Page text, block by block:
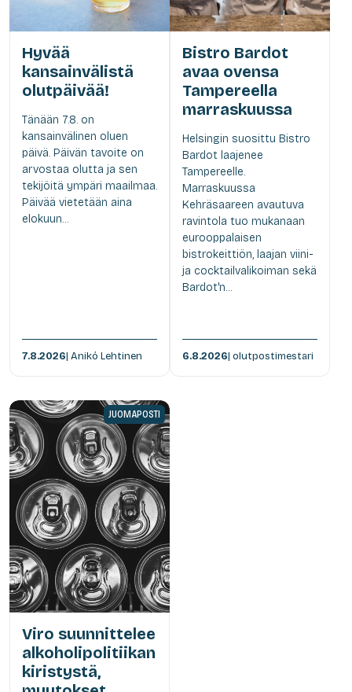
Hyvää
kansainvälistä
olutpäivää!
Tänään 7.8. on
kansainvälinen oluen
päivä. Päivän tavoite on
arvostaa olutta ja sen
tekijöitä ympäri maailmaa.
Päivää vietetään aina
elokuun...
7.8.2026| Anikó Lehtinen
Bistro Bardot
avaa ovensa
Tampereella
marraskuussa
Helsingin suosittu Bistro
Bardot laajenee
Tampereelle.
Marraskuussa
Kehräsaareen avautuva
ravintola tuo mukanaan
eurooppalaisen
bistrokeittiön, laajan viini-
ja cocktailvalikoiman sekä
Bardot'n...
6.8.2026| olutpostimestari
JUOMAPOSTI
Viro suunnittelee
alkoholipolitiikan
kiristystä,